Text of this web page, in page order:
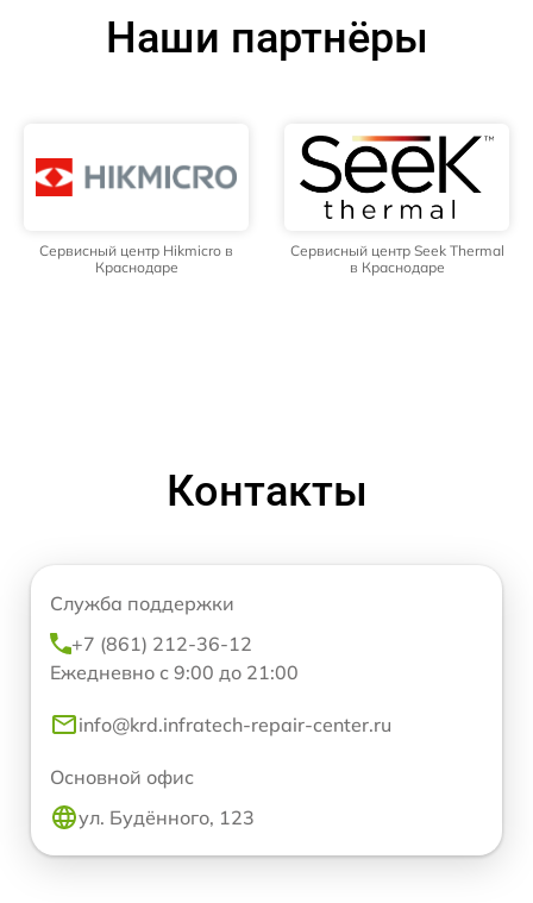
Наши партнёры
Сервисный центр Hikmicro в
Краснодаре
Сервисный центр Seek Thermal
в Краснодаре
Контакты
Служба поддержки
+7 (861) 212-36-12
Ежедневно с 9:00 до 21:00
info@krd.infratech-repair-center.ru
Основной офис
ул. Будённого, 123